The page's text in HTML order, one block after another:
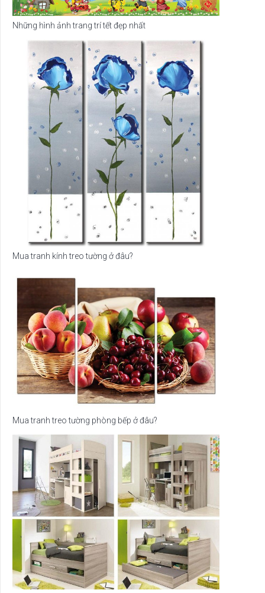
Những hình ảnh trang trí tết đẹp nhất
Mua tranh kính treo tường ở đâu?
Mua tranh treo tường phòng bếp ở đâu?